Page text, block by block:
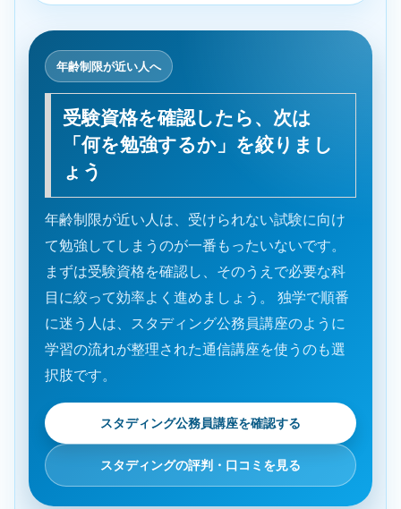
年齢制限が近い人へ
受験資格を確認したら、次は
「何を勉強するか」を絞りまし
ょう
年齢制限が近い人は、受けられない試験に向け
て勉強してしまうのが一番もったいないです。
まずは受験資格を確認し、そのうえで必要な科
目に絞って効率よく進めましょう。 独学で順番
に迷う人は、スタディング公務員講座のように
学習の流れが整理された通信講座を使うのも選
択肢です。
スタディング公務員講座を確認する
スタディングの評判・口コミを見る